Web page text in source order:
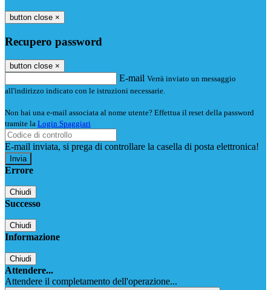
button close ×
Recupero password
button close ×
E-mail Verrà inviato un messaggio
all'indirizzo indicato con le istruzioni necessarie.
Non hai una e-mail associata al nome utente? Effettua il reset della password
tramite la Login Spaggiari
E-mail inviata, si prega di controllare la casella di posta elettronica!
Errore
Chiudi
Successo
Chiudi
Informazione
Chiudi
Attendere...
Attendere il completamento dell'operazione...